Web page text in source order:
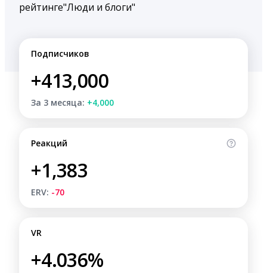
рейтинге"Люди и блоги"
Подписчиков
+413,000
За 3 месяца: +4,000
Реакций
+1,383
ERV: -70
VR
+4.036%